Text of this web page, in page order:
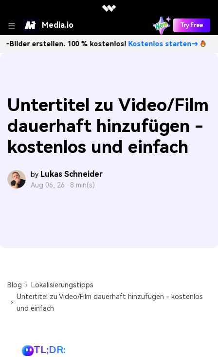
Media.io Try Free
100 % kostenlos!Kostenlos starten→
Untertitel zu Video/Film
dauerhaft hinzufügen -
kostenlos und einfach
by Lukas Schneider
Aug 06, 26 · 8 min(s)
Blog
Lokalisierungstipps
Untertitel zu Video/Film dauerhaft hinzufügen - kostenlos
und einfach
TL;DR: